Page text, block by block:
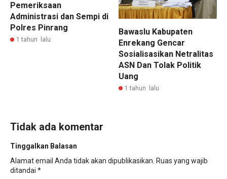
Pemeriksaan
Administrasi dan Sempi di
Polres Pinrang
1 tahun lalu
Bawaslu Kabupaten
Enrekang Gencar
Sosialisasikan Netralitas
ASN Dan Tolak Politik
Uang
1 tahun lalu
Tidak ada komentar
Tinggalkan Balasan
Alamat email Anda tidak akan dipublikasikan. Ruas yang wajib
ditandai *